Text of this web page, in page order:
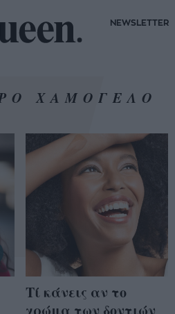
NEWSLETTER
ΧΑΜΟΓΕΛΟ
Τί κάνεις αν το
χρώμα των δοντιών